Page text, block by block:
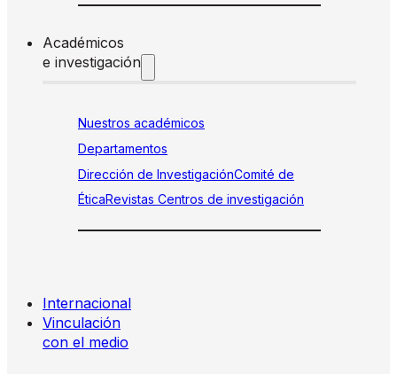
Académicos
e investigación
Nuestros académicos
Departamentos
Dirección de InvestigaciónComité de
ÉticaRevistas Centros de investigación
Internacional
Vinculación
con el medio